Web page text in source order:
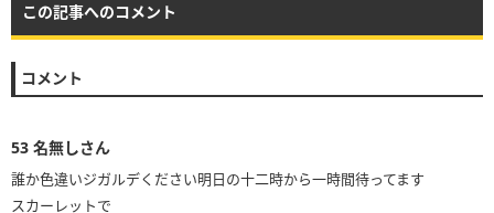
この記事へのコメント
コメント
53 名無しさん
誰か色違いジガルデください明日の十二時から一時間待ってます
スカーレットで